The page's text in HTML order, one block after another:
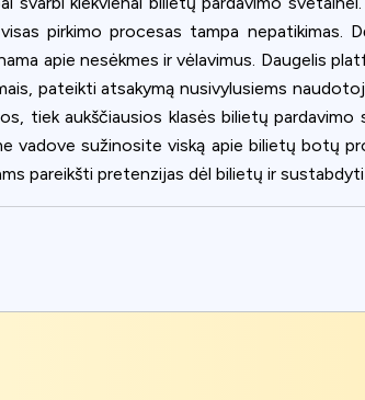
pirkimo procesas tampa nepatikimas.
apie nesėkmes ir vėlavimus. Daugelis
pateikti atsakymą nusivylusiems
tiek aukščiausios klasės bilietų pardavimo
vadove sužinosite viską apie bilietų botų
pareikšti pretenzijas dėl bilietų ir